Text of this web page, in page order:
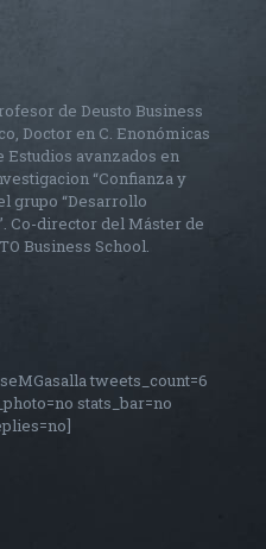
de Deusto Business
Doctor en C. Enonómicas
avanzados en
“Confianza y
grupo “Desarrollo
Co-director del Máster de
Business School.
tweets_count=6
stats_bar=no